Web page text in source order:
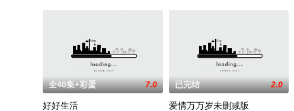
全40集+彩蛋 7.0
好好生活
已完结 2.0
爱情万万岁未删减版